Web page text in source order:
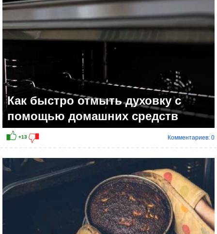
Как быстро отмыть духовку с
помощью домашних средств
Комментариев: 0